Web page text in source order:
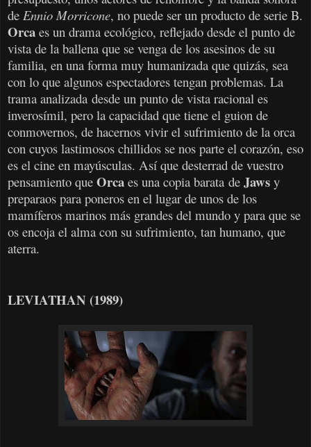
de Ennio Morricone, no puede ser un producto de serie B.
Orca es un drama ecológico, reflejado desde el punto de
vista de la ballena que se venga de los asesinos de su
familia, en una forma muy humanizada que quizás, sea
con lo que algunos espectadores tengan problemas. La
trama analizada desde un punto de vista racional es
inverosímil, pero la capacidad que tiene el guion de
conmovernos, de hacernos vivir el sufrimiento de la orca
con cuyos lastimosos chillidos se nos parte el corazón, eso
es el cine en mayúsculas. Así que desterrad de vuestro
pensamiento que Orca es una copia barata de Jaws y
preparaos para poneros en el lugar de unos de los
mamíferos marinos más grandes del mundo y para que se
os encoja el alma con su sufrimiento, tan humano, que
aterra.
LEVIATHAN (1989)